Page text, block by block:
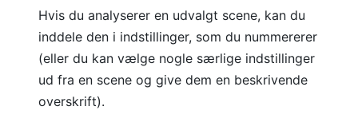
Hvis du analyserer en udvalgt scene, kan du
inddele den i indstillinger, som du nummererer
(eller du kan vælge nogle særlige indstillinger
ud fra en scene og give dem en beskrivende
overskrift).